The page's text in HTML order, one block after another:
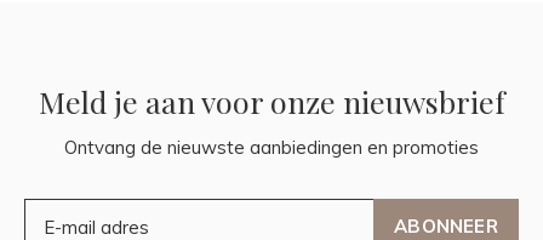
Meld je aan voor onze nieuwsbrief
Ontvang de nieuwste aanbiedingen en promoties
ABONNEER